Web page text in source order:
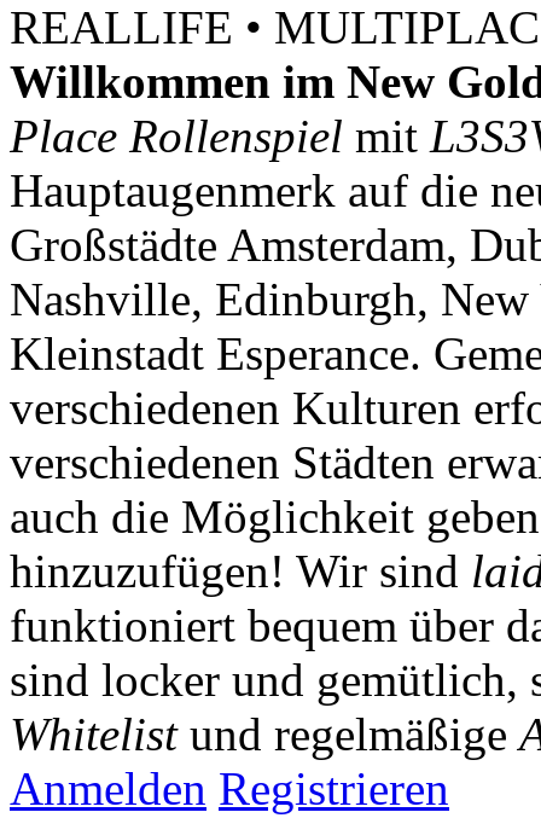
REALLIFE •
Willkommen im New
Place Rollenspiel mit
Hauptaugenmerk auf die
Großstädte Amsterdam,
Nashville, Edinburgh,
Kleinstadt Esperance.
verschiedenen Kulturen
verschiedenen Städten
auch die Möglichkeit
hinzuzufügen! Wir sind
funktioniert bequem über
sind locker und gemütlich,
Whitelistund regelmäßige
Anmelden Registrieren